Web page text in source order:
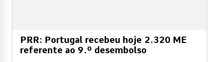
PRR: Portugal recebeu hoje 2.320 ME
referente ao 9.º desembolso